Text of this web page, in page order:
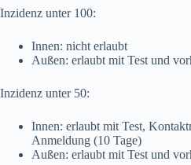
Inzidenz unter 100:
Innen: nicht erlaubt
Außen: erlaubt mit Test und
Inzidenz unter 50:
Innen: erlaubt mit Test,
Anmeldung (10 Tage)
Außen: erlaubt mit Test und